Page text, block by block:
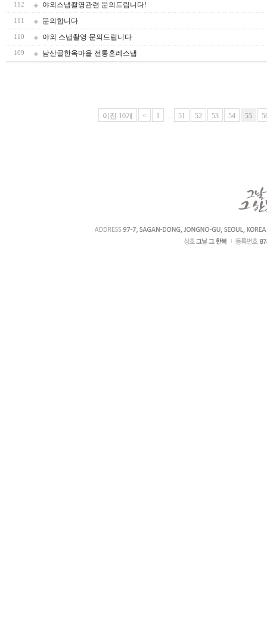
112 야외스냅촬영관련 문의드립니다!
111 문의합니다
110 야외 스냅촬영 문의드립니다
109 남산골한옥마을 전통혼례스냅
이전 10개 < 1 ... 51 52 53 54 55